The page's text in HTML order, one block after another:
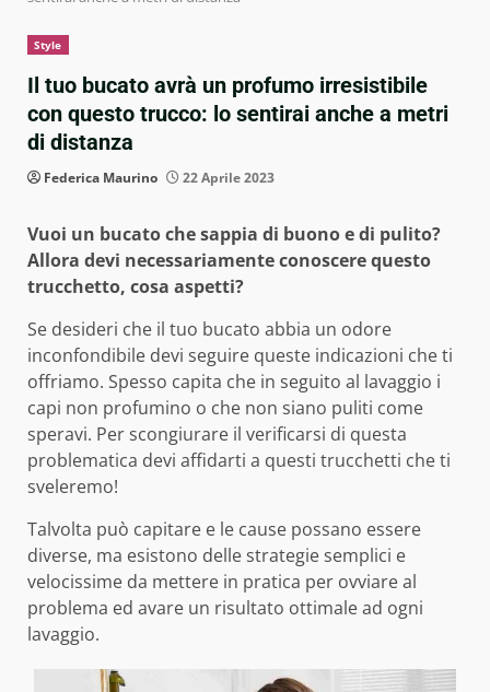
Style
Il tuo bucato avrà un profumo irresistibile
con questo trucco: lo sentirai anche a metri
di distanza
Federica Maurino 22 Aprile 2023
Vuoi un bucato che sappia di buono e di pulito?
Allora devi necessariamente conoscere questo
trucchetto, cosa aspetti?
Se desideri che il tuo bucato abbia un odore
inconfondibile devi seguire queste indicazioni che ti
offriamo. Spesso capita che in seguito al lavaggio i
capi non profumino o che non siano puliti come
speravi. Per scongiurare il verificarsi di questa
problematica devi affidarti a questi trucchetti che ti
sveleremo!
Talvolta può capitare e le cause possano essere
diverse, ma esistono delle strategie semplici e
velocissime da mettere in pratica per ovviare al
problema ed avare un risultato ottimale ad ogni
lavaggio.